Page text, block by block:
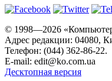
© 1998—2026
Адрес редакции: 04080,
Телефон: (044) 362-86-22.
E-mail: edit@ko.com.ua
Десктопная версия